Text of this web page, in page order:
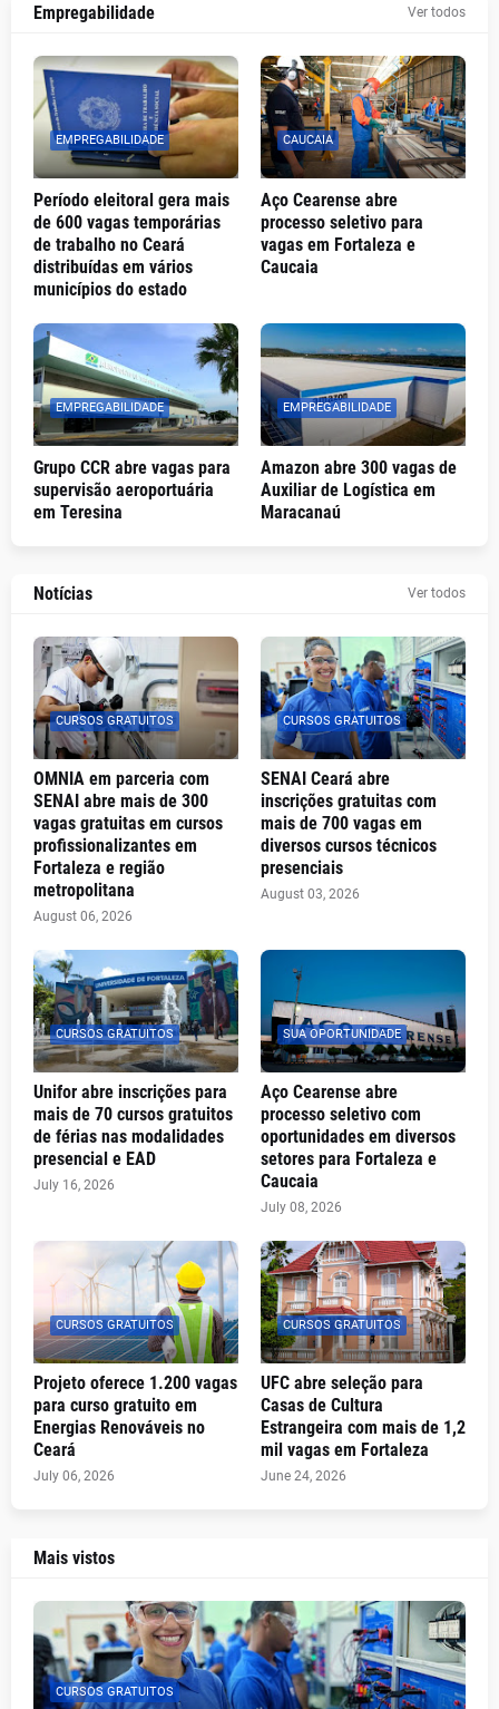
Empregabilidade Ver todos
EMPREGABILIDADE
Período eleitoral gera mais
de 600 vagas temporárias
de trabalho no Ceará
distribuídas em vários
municípios do estado
CAUCAIA
Aço Cearense abre
processo seletivo para
vagas em Fortaleza e
Caucaia
EMPREGABILIDADE
Grupo CCR abre vagas para
supervisão aeroportuária
em Teresina
EMPREGABILIDADE
Amazon abre 300 vagas de
Auxiliar de Logística em
Maracanaú
Notícias Ver todos
CURSOS GRATUITOS
OMNIA em parceria com
SENAI abre mais de 300
vagas gratuitas em cursos
profissionalizantes em
Fortaleza e região
metropolitana
August 06, 2026
CURSOS GRATUITOS
SENAI Ceará abre
inscrições gratuitas com
mais de 700 vagas em
diversos cursos técnicos
presenciais
August 03, 2026
CURSOS GRATUITOS
Unifor abre inscrições para
mais de 70 cursos gratuitos
de férias nas modalidades
presencial e EAD
July 16, 2026
SUA OPORTUNIDADE
Aço Cearense abre
processo seletivo com
oportunidades em diversos
setores para Fortaleza e
Caucaia
July 08, 2026
CURSOS GRATUITOS
Projeto oferece 1.200 vagas
para curso gratuito em
Energias Renováveis no
Ceará
July 06, 2026
CURSOS GRATUITOS
UFC abre seleção para
Casas de Cultura
Estrangeira com mais de 1,2
mil vagas em Fortaleza
June 24, 2026
Mais vistos
CURSOS GRATUITOS